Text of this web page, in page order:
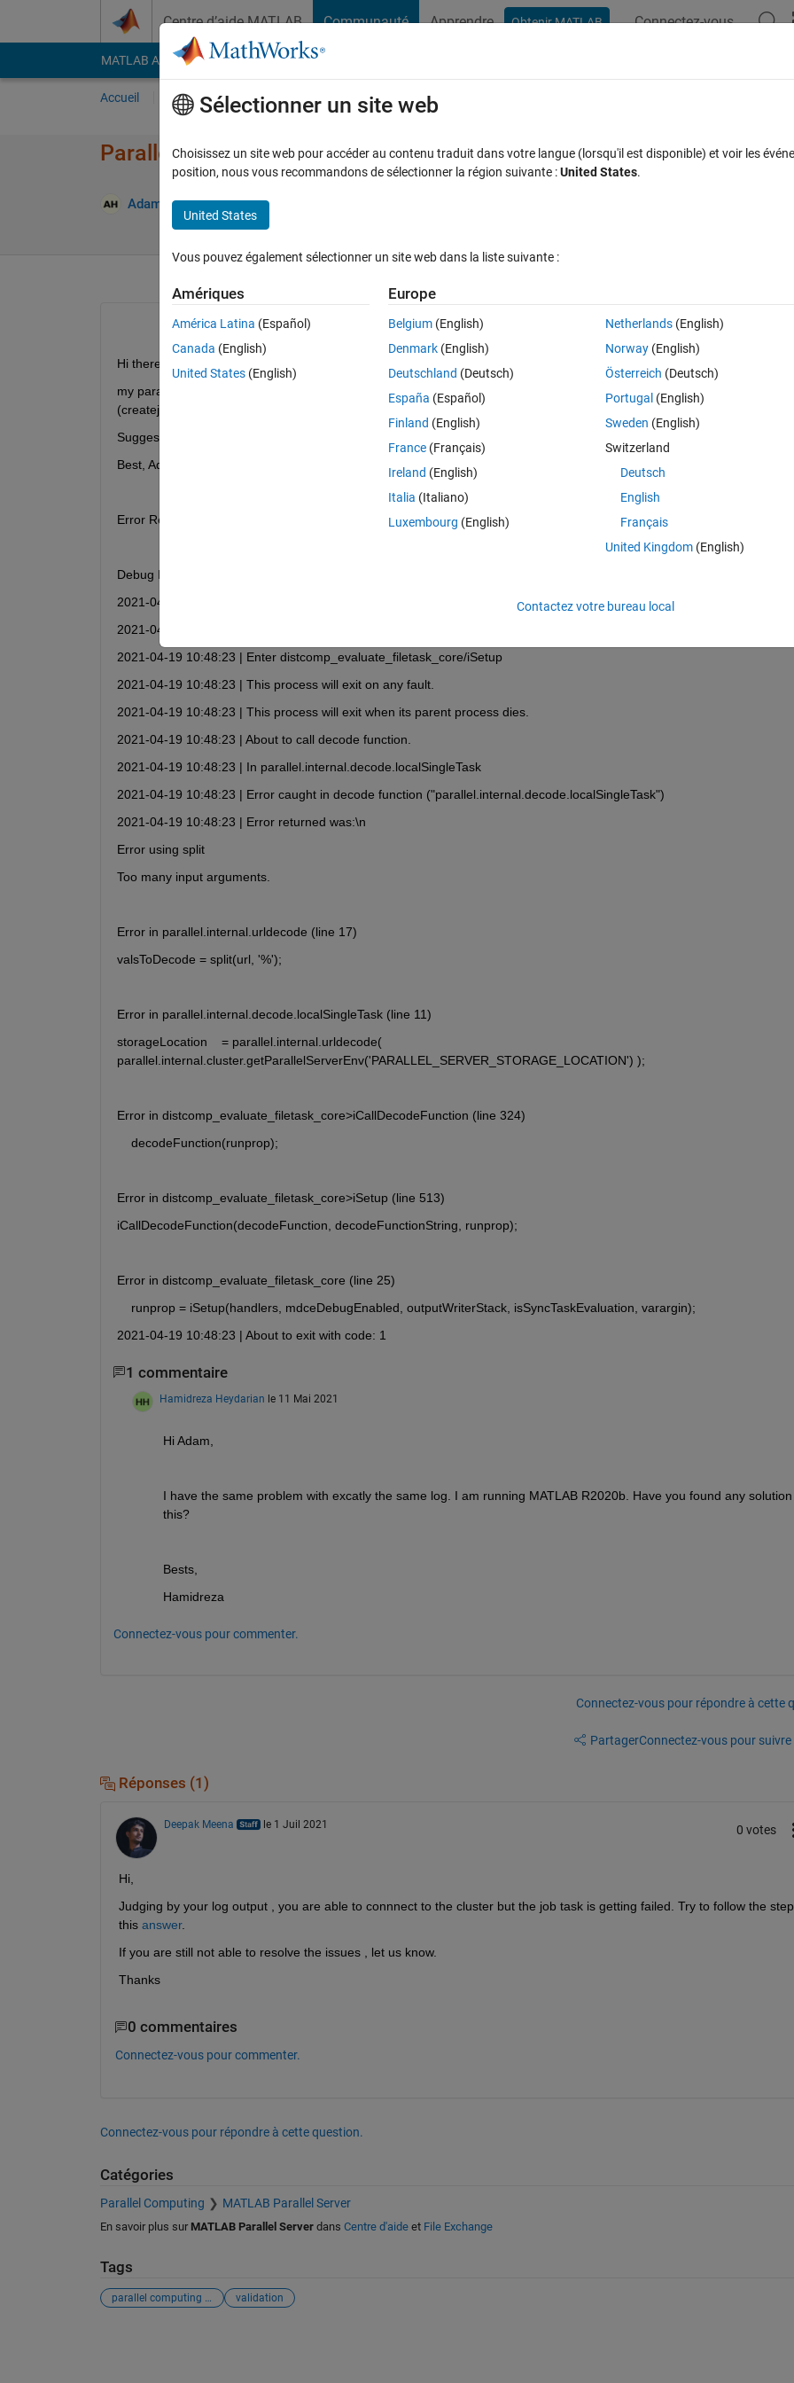
Centre d’aide MATLAB Communauté Apprendre Obtenir MATLAB Connectez-vous
MATLAB Answers File Exchange Cody
Accueil Poser une question Parcourir
Parallel Cluster Profile Validation fails on Job test
Adam Espe Hansen 19 Avr 2021
Hi there,
my parallel toolbox fails, I am entirely on default settings, when validating Cluster Profile Manager I get failure in Job test
(createjob), see below.
Suggestions?
Best, Adam
Error Report: Job errored or did not reach the state 'finished'.
Debug Log: LOG FILE OUTPUT:
2021-04-19 10:48:22 | About to evaluate task with DistcompEvaluateFileTask
2021-04-19 10:48:23 | Enter distcomp_evaluate_filetask_core
2021-04-19 10:48:23 | Enter distcomp_evaluate_filetask_core/iSetup
2021-04-19 10:48:23 | This process will exit on any fault.
2021-04-19 10:48:23 | This process will exit when its parent process dies.
2021-04-19 10:48:23 | About to call decode function.
2021-04-19 10:48:23 | In parallel.internal.decode.localSingleTask
2021-04-19 10:48:23 | Error caught in decode function ("parallel.internal.decode.localSingleTask")
2021-04-19 10:48:23 | Error returned was:\n
Error using split
Too many input arguments.
Error in parallel.internal.urldecode (line 17)
valsToDecode = split(url, '%');
Error in parallel.internal.decode.localSingleTask (line 11)
storageLocation    = parallel.internal.urldecode(
parallel.internal.cluster.getParallelServerEnv('PARALLEL_SERVER_STORAGE_LOCATION') );
Error in distcomp_evaluate_filetask_core>iCallDecodeFunction (line 324)
    decodeFunction(runprop);
Error in distcomp_evaluate_filetask_core>iSetup (line 513)
iCallDecodeFunction(decodeFunction, decodeFunctionString, runprop);
Error in distcomp_evaluate_filetask_core (line 25)
    runprop = iSetup(handlers, mdceDebugEnabled, outputWriterStack, isSyncTaskEvaluation, varargin);
2021-04-19 10:48:23 | About to exit with code: 1
1 commentaire
Hamidreza Heydarian le 11 Mai 2021
Hi Adam,
I have the same problem with excatly the same log. I am running MATLAB R2020b. Have you found any
this?
Bests,
Hamidreza
Connectez-vous pour commenter.
Connectez-vous pour répondre à cette
PartagerConnectez-vous pour suivre
Réponses (1)
Deepak Meena le 1 Juil 2021 0 votes
Hi,
Judging by your log output , you are able to connnect to the cluster but the job task is getting failed. Try to follow the
this answer.
If you are still not able to resolve the issues , let us know.
Thanks
0 commentaires
Connectez-vous pour commenter.
Connectez-vous pour répondre à cette question.
Catégories
Parallel Computing MATLAB Parallel Server
En savoir plus sur MATLAB Parallel Serverdans Centre d'aideet File Exchange
Tags
parallel computing toolbox validation
Sélectionner un site web
Choisissez un site web pour accéder au contenu traduit dans votre langue (lorsqu'il est disponible) et voir les
position, nous vous recommandons de sélectionner la région suivante :United States.
United States
Vous pouvez également sélectionner un site web dans la liste suivante :
Amériques
América Latina (Español)
Canada (English)
United States (English)
Europe
Belgium (English)
Denmark (English)
Deutschland (Deutsch)
España (Español)
Finland (English)
France (Français)
Ireland (English)
Italia (Italiano)
Luxembourg (English)
Netherlands(English)
Norway(English)
Österreich (Deutsch)
Portugal (English)
Sweden (English)
Switzerland
Deutsch
English
Français
United Kingdom(English)
Contactez votre bureau local